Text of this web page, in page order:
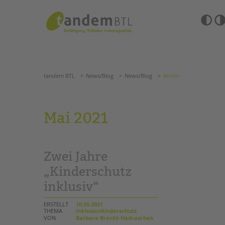
Barrierefrei-
ANGEBOTE
KITA & FRÜHE HILFEN
Grundschulen
Oberschulen
Förderzentren
Kollegs
EFöB
Schulbezogene Sozialarbeit
Tagesgruppen
tandem BTL News/Blog
tandem BTL News/Blog News/Blog Archiv
Mai 2021
Zwei Jahre
„Kinderschutz
inklusiv“
ERSTELLT
10.05.2021
THEMA
InklusionKinderschutz
VON
Barbara Brecht-Hadraschek